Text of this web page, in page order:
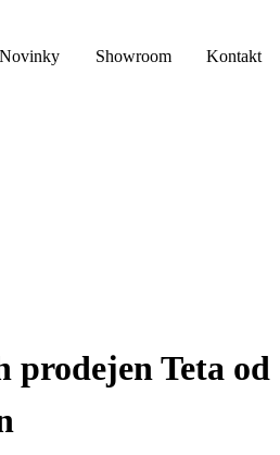
Novinky Showroom Kontakt
prodejen Teta od